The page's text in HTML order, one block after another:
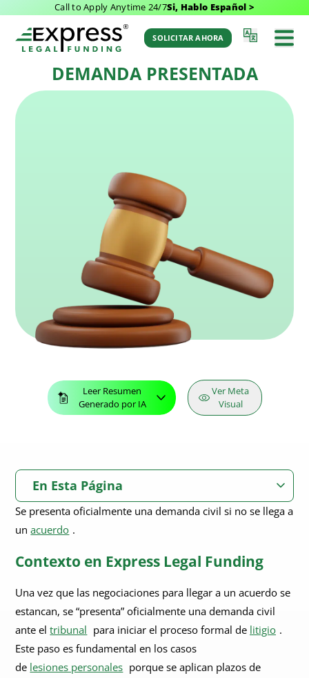
Call to Apply Anytime 24/7Si, Hablo Español >
SOLICITAR AHORA
Volver al Glosario
por Aaron Winston
DEMANDA PRESENTADA
Leer Resumen
Generado por IA
Ver Meta
Visual
En Esta Página
Contexto en Express Legal Funding
Se presenta oficialmente una demanda civil si no se llega a
unacuerdo .
Contexto en Express Legal Funding
Una vez que las negociaciones para llegar a un acuerdo se
estancan, se “presenta” oficialmente una demanda civil
ante eltribunal para iniciar el proceso formal de litigio .
Este paso es fundamental en los casos
de lesiones personales porque se aplican plazos de